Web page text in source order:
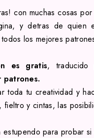
con muchas cosas
y detras de quien
los mejores
es gratis, traducido
patrones.
toda tu creatividad y
, fieltro y cintas, las
estupendo para probar